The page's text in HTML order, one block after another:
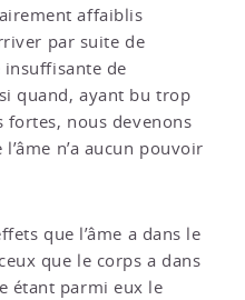
affaiblis
par suite de
insuffisante de
quand, ayant bu trop
fortes, nous devenons
n’a aucun pouvoir
que l’âme a dans le
que le corps a dans
étant parmi eux le